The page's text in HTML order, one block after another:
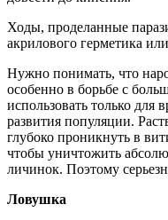
Ходы, проделанные
акрилового герметика
Нужно понимать, что
особенно в борьбе с
использовать только для
развития популяции.
глубоко проникнуть в
чтобы уничтожить
личинок. Поэтому
Ловушка